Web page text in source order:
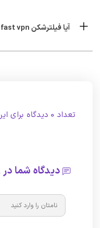
آیا فیلترشکن fast vpn در ایران کار می کند؟
تعداد 0 دیدگاه برای این مطلب ثبت شده است.
دیدگاه شما